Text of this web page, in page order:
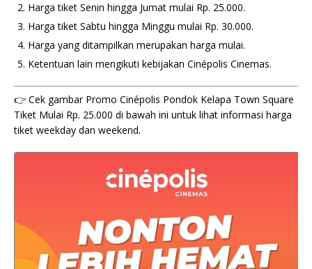
Harga tiket Senin hingga Jumat mulai Rp. 25.000.
Harga tiket Sabtu hingga Minggu mulai Rp. 30.000.
Harga yang ditampilkan merupakan harga mulai.
Ketentuan lain mengikuti kebijakan Cinépolis Cinemas.
👉 Cek gambar Promo Cinépolis Pondok Kelapa Town Square
Tiket Mulai Rp. 25.000 di bawah ini untuk lihat informasi harga
tiket weekday dan weekend.